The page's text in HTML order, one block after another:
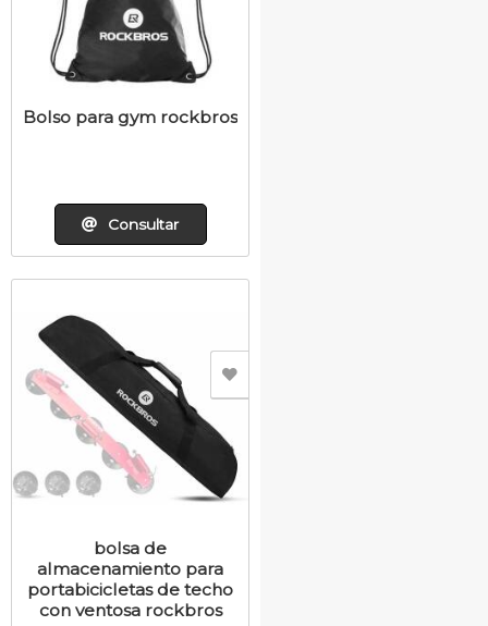
Bolso para gym rockbros
Consultar
bolsa de
almacenamiento para
portabicicletas de techo
con ventosa rockbros